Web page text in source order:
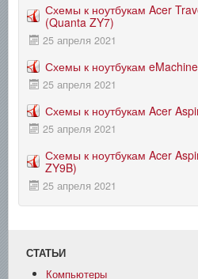
Схемы к ноутбукам Acer
(Quanta ZY7)
25 апреля 2021
Схемы к ноутбукам
25 апреля 2021
Схемы к ноутбукам Acer
25 апреля 2021
Схемы к ноутбукам Acer
ZY9B)
25 апреля 2021
СТАТЬИ
Компьютеры